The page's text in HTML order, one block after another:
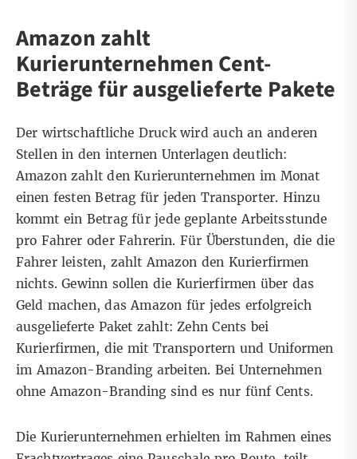
Amazon zahlt
Kurierunternehmen Cent-
Beträge für ausgelieferte Pakete
Der wirtschaftliche Druck wird auch an anderen
Stellen in den internen Unterlagen deutlich:
Amazon zahlt den Kurierunternehmen im Monat
einen festen Betrag für jeden Transporter. Hinzu
kommt ein Betrag für jede geplante Arbeitsstunde
pro Fahrer oder Fahrerin. Für Überstunden, die die
Fahrer leisten, zahlt Amazon den Kurierfirmen
nichts. Gewinn sollen die Kurierfirmen über das
Geld machen, das Amazon für jedes erfolgreich
ausgelieferte Paket zahlt: Zehn Cents bei
Kurierfirmen, die mit Transportern und Uniformen
im Amazon-Branding arbeiten. Bei Unternehmen
ohne Amazon-Branding sind es nur fünf Cents.
Die Kurierunternehmen erhielten im Rahmen eines